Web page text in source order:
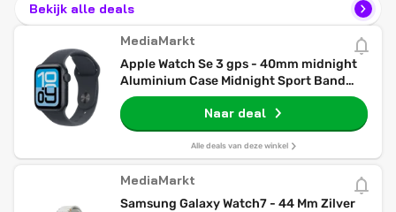
Bekijk alle deals
MediaMarkt
Apple Watch Se 3 gps - 40mm midnight
Aluminium Case Midnight Sport Band
S/m Smartwatch
Naar deal
Alle deals van deze winkel
MediaMarkt
Samsung Galaxy Watch7 - 44 Mm Zilver